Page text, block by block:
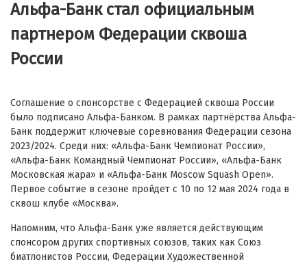
Альфа-Банк стал официальным
партнером Федерации сквоша
России
Соглашение о спонсорстве с Федерацией сквоша России
было подписано Альфа-Банком. В рамках партнёрства Альфа-
Банк поддержит ключевые соревнования Федерации сезона
2023/2024. Среди них: «Альфа-Банк Чемпионат России»,
«Альфа-Банк Командный Чемпионат России», «Альфа-Банк
Московская жара» и «Альфа-Банк Moscow Squash Open».
Первое событие в сезоне пройдет с 10 по 12 мая 2024 года в
сквош клубе «Москва».
Напомним, что Альфа-Банк уже является действующим
спонсором других спортивных союзов, таких как Союз
биатлонистов России, Федерации Художественной